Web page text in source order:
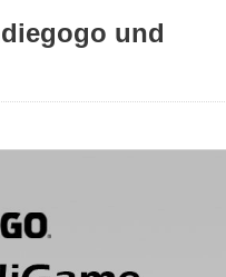
und